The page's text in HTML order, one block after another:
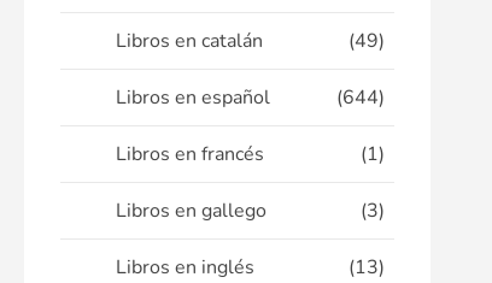
Libros en catalán (49)
Libros en español (644)
Libros en francés (1)
Libros en gallego (3)
Libros en inglés (13)